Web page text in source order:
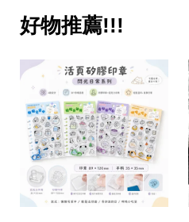
好物推薦!!!